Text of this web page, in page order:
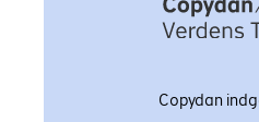
Copydan